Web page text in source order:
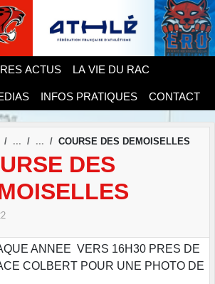
ACTUS LA VIE DU RAC
INFOS PRATIQUES CONTACT
COURSE DES DEMOISELLES
DES
ANNEE VERS 16H30 PRES DE
COLBERT POUR UNE PHOTO DE
cookies